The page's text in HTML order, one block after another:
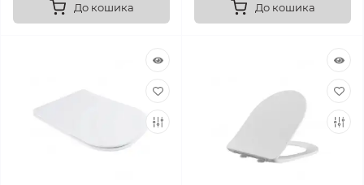
До кошика До кошика